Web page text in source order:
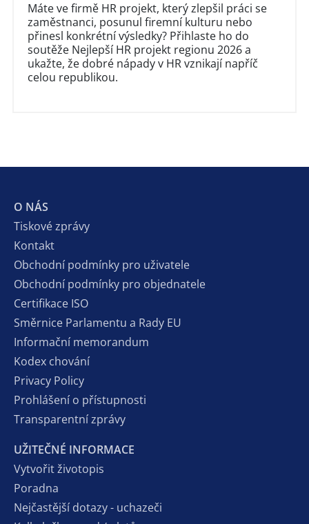
Máte ve firmě HR projekt, který zlepšil práci se
zaměstnanci, posunul firemní kulturu nebo
přinesl konkrétní výsledky? Přihlaste ho do
soutěže Nejlepší HR projekt regionu 2026 a
ukažte, že dobré nápady v HR vznikají napříč
celou republikou.
O NÁS
Tiskové zprávy
Kontakt
Obchodní podmínky pro uživatele
Obchodní podmínky pro objednatele
Certifikace ISO
Směrnice Parlamentu a Rady EU
Informační memorandum
Kodex chování
Privacy Policy
Prohlášení o přístupnosti
Transparentní zprávy
UŽITEČNÉ INFORMACE
Vytvořit životopis
Poradna
Nejčastější dotazy - uchazeči